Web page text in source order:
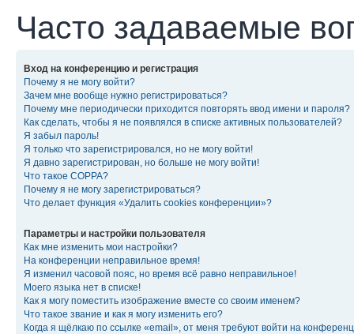
Часто задаваемые
Вход на конференцию и регистрация
Почему я не могу войти?
Зачем мне вообще нужно регистрироваться?
Почему мне периодически приходится повторять ввод имени и пароля?
Как сделать, чтобы я не появлялся в списке активных пользователей?
Я забыл пароль!
Я только что зарегистрировался, но не могу войти!
Я давно зарегистрирован, но больше не могу войти!
Что такое COPPA?
Почему я не могу зарегистрироваться?
Что делает функция «Удалить cookies конференции»?
Параметры и настройки пользователя
Как мне изменить мои настройки?
На конференции неправильное время!
Я изменил часовой пояс, но время всё равно неправильное!
Моего языка нет в списке!
Как я могу поместить изображение вместе со своим именем?
Что такое звание и как я могу изменить его?
Когда я щёлкаю по ссылке «email», от меня требуют войти на